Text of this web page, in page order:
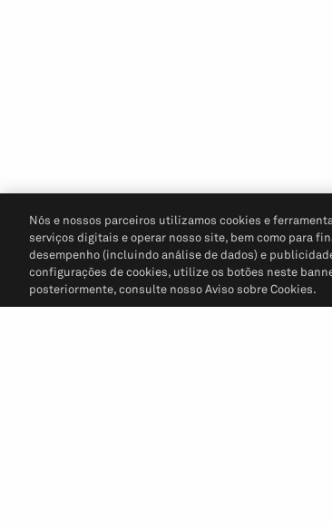
Nós e nossos parceiros utilizamos cookies e
serviços digitais e operar nosso site, bem como para
desempenho (incluindo análise de dados) e
configurações de cookies, utilize os botões neste
posteriormente, consulte nosso Aviso sobre Cookies.